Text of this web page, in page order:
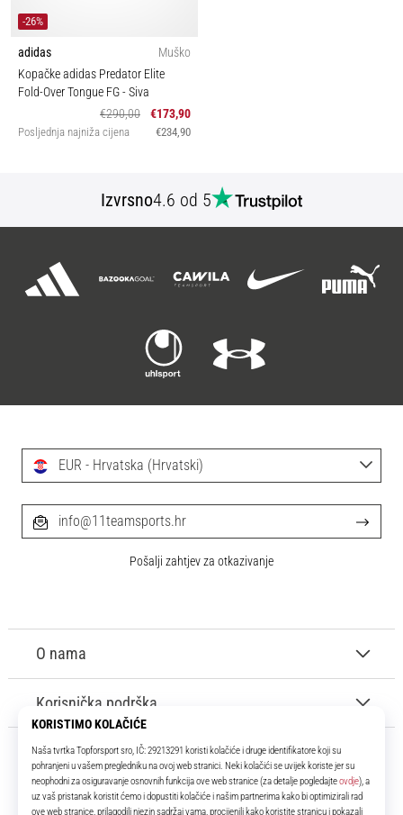
-26%
adidas
Muško
Kopačke adidas Predator Elite
Fold-Over Tongue FG- Siva
€290,00
€173,90
Posljednja najniža cijena €234,90
Izvrsno4.6 od 5
11teamsports.hr
O nama
Korisnička podrška
EUR - Hrvatska (Hrvatski)
info@11teamsports.hr
Pošalji zahtjev za otkazivanje